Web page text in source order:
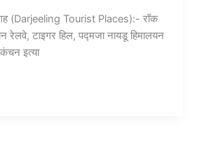
(Darjeeling Tourist Places):- रॉक
रेलवे, टाइगर हिल, पद्मजा नायडू हिमालयन
इत्या